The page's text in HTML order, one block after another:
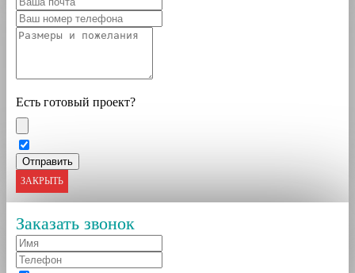
Есть готовый проект?
ЗАКРЫТЬ
Заказать звонок